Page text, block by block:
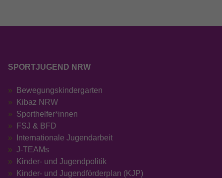
SPORTJUGEND NRW
Bewegungskindergarten
Kibaz NRW
Sporthelfer*innen
FSJ & BFD
Internationale Jugendarbeit
J-TEAMs
Kinder- und Jugendpolitik
Kinder- und Jugendförderplan (KJP)